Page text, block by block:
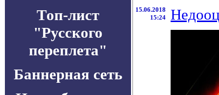
Топ-лист
"Русского
переплета"
Баннерная сеть
15.06.2018
15:24